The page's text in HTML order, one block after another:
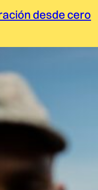
desde cero